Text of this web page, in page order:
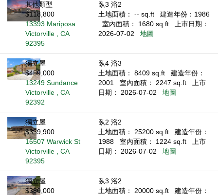
其他類型
$118,800
13393 Mariposa
Victorville , CA
92395
臥3 浴2
土地面積： -- sq.ft
建造年份：1986
室內面積： 1680 sq.ft
上市日期：
2026-07-02
地圖
獨立屋
$459,000
13249 Sundance
Victorville , CA
92392
臥4 浴3
土地面積： 8409 sq.ft
建造年份：
2001
室內面積： 2247 sq.ft
上市
日期： 2026-07-02
地圖
獨立屋
$339,900
16507 Warwick St
Victorville , CA
92395
臥2 浴2
土地面積： 25200 sq.ft
建造年份：
1988
室內面積： 1224 sq.ft
上市
日期： 2026-07-02
地圖
獨立屋
$380,000
臥3 浴2
土地面積： 20000 sq.ft
建造年份：